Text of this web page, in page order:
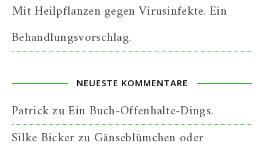
Mit Heilpflanzen gegen Virusinfekte. Ein
Behandlungsvorschlag.
NEUESTE KOMMENTARE
PatrickzuEin Buch-Offenhalte-Dings.
Silke Bickerzu Gänseblümchen oder